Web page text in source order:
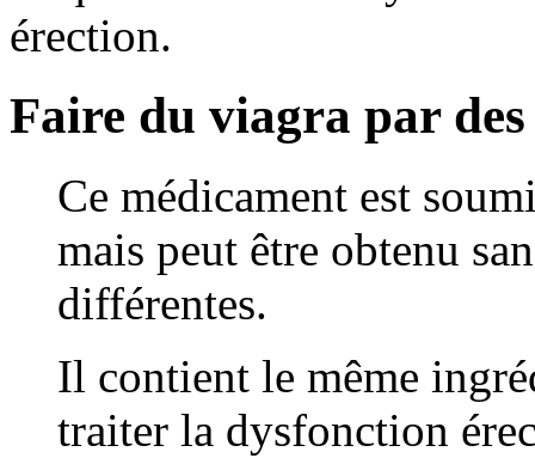
érection.
Faire du viagra par
Ce médicament est
mais peut être obtenu
différentes.
Il contient le même
traiter la dysfonction